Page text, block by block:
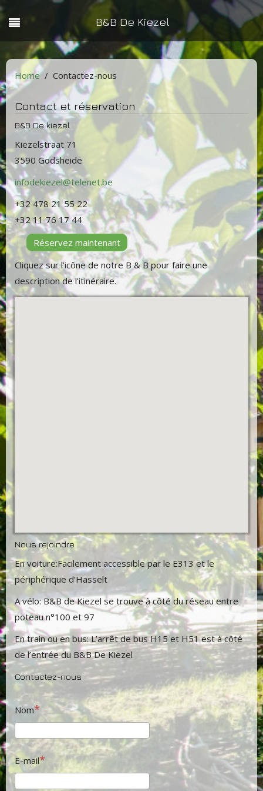
B&B De Kiezel
Home Contactez-nous
Contact et réservation
B&B De kiezel
Kiezelstraat 71
3590 Godsheide
infodekiezel@telenet.be
+32 478 21 55 22
+32 11 76 17 44
Réservez maintenant
Cliquez sur l'icône de notre B & B pour faire une
description de l'itinéraire.
Nous rejoindre
En voiture:Facilement accessible par le E313 et le
périphérique d’Hasselt
A vélo: B&B de Kiezel se trouve à côté du réseau entre
poteau n°100 et 97
En train ou en bus: L’arrêt de bus H15 et H51 est à côté
de l’entrée du B&B De Kiezel
Contactez-nous
Nom
E-mail